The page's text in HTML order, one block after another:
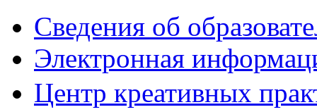
Сведения об
Электронная
Центр креативных